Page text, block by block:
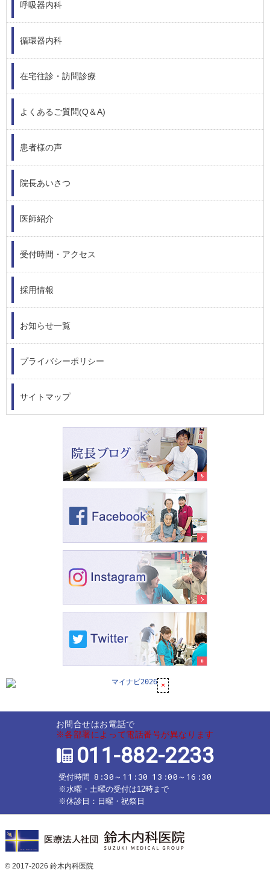
呼吸器内科
循環器内科
在宅往診・訪問診療
よくあるご質問(Q＆A)
患者様の声
院長あいさつ
医師紹介
受付時間・アクセス
採用情報
お知らせ一覧
プライバシーポリシー
サイトマップ
お問合せはお電話で
※各部署によって電話番号が異なります
011-882-2233
受付時間 8:30～11:30 13:00～16:30
※水曜・土曜の受付は12時まで
※休診日：日曜・祝祭日
© 2017-2026 鈴木内科医院